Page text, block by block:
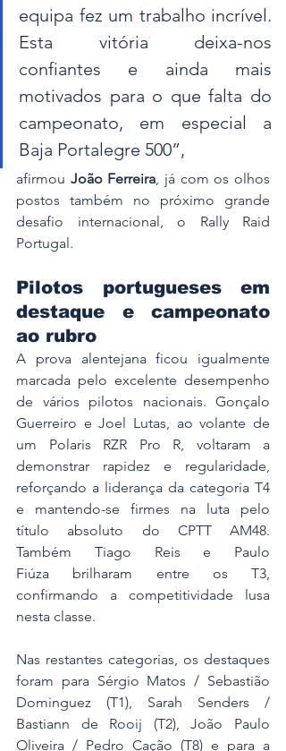
equipa fez um trabalho incrível.
Esta vitória deixa-nos
confiantes e ainda mais
motivados para o que falta do
campeonato, em especial a
Baja Portalegre 500”,
afirmou João Ferreira, já com os olhos
postos também no próximo grande
desafio internacional, o Rally Raid
Portugal.
Pilotos portugueses em
destaque e campeonato
ao rubro
A prova alentejana ficou igualmente
marcada pelo excelente desempenho
de vários pilotos nacionais. Gonçalo
Guerreiro e Joel Lutas, ao volante de
um Polaris RZR Pro R, voltaram a
demonstrar rapidez e regularidade,
reforçando a liderança da categoria T4
e mantendo-se firmes na luta pelo
título absoluto do CPTT AM48.
Também Tiago Reis e Paulo
Fiúza brilharam entre os T3,
confirmando a competitividade lusa
nesta classe.
Nas restantes categorias, os destaques
foram para Sérgio Matos / Sebastião
Dominguez (T1), Sarah Senders /
Bastiann de Rooij (T2), João Paulo
Oliveira / Pedro Cação (T8) e para a